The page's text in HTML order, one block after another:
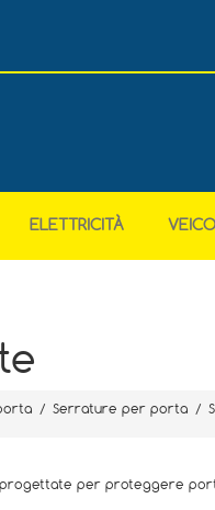
ELETTRICITÀ
/ Serrature per porta /
per proteggere